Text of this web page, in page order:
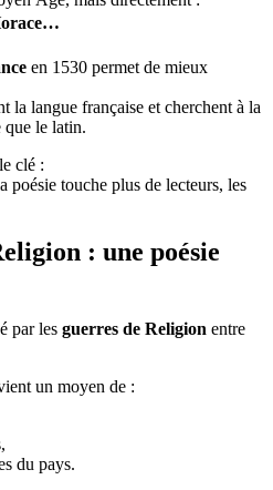
en 1530 permet de mieux
la langue française et cherchent à la
que le latin.
clé :
poésie touche plus de lecteurs, les
: une poésie
par les guerres de Religion entre
un moyen de :
du pays.